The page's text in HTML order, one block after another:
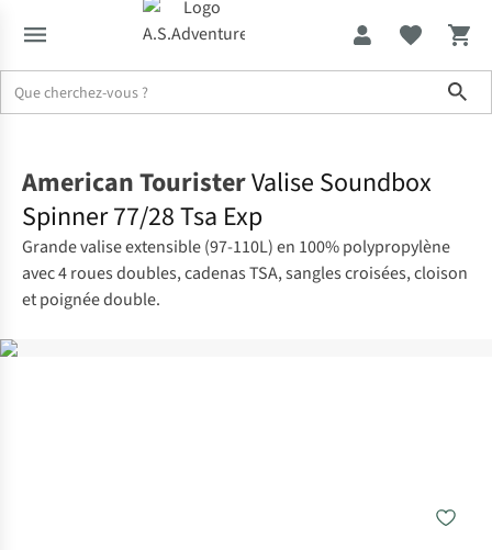
American TouristerValise Soundbox
Spinner 77/28 Tsa Exp
Grande valise extensible (97-110L) en 100% polypropylène
avec 4 roues doubles, cadenas TSA, sangles croisées, cloison
et poignée double.